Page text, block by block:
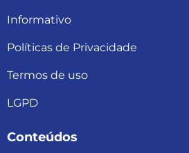
Informativo
Políticas de Privacidade
Termos de uso
LGPD
Conteúdos